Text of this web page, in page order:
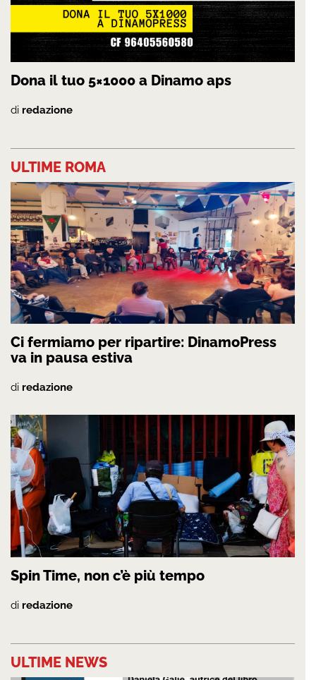
Dona il tuo 5×1000 a Dinamo aps
di redazione
ULTIME ROMA
Ci fermiamo per ripartire: DinamoPress
va in pausa estiva
di redazione
Spin Time, non c’è più tempo
di redazione
ULTIME NEWS